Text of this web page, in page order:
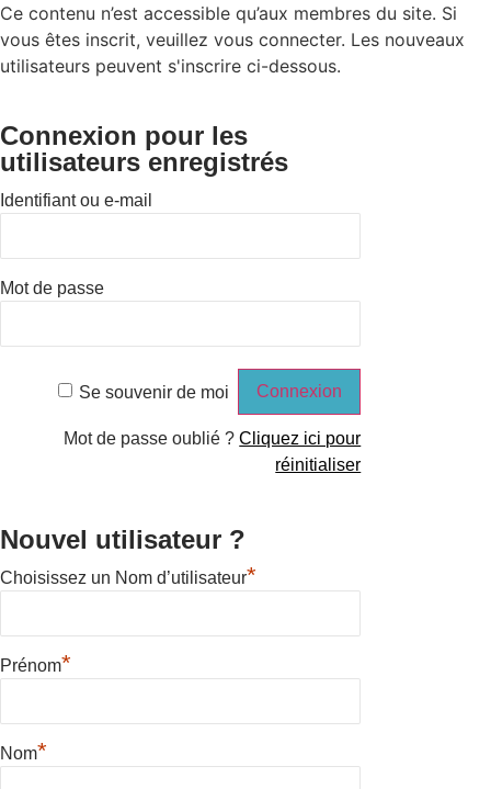
Ce contenu n’est accessible qu’aux membres du site. Si
vous êtes inscrit, veuillez vous connecter. Les nouveaux
utilisateurs peuvent s'inscrire ci-dessous.
Connexion pour les
utilisateurs enregistrés
Identifiant ou e-mail
Mot de passe
Se souvenir de moi
Mot de passe oublié ?Cliquez ici pour
réinitialiser
Nouvel utilisateur ?
Choisissez un Nom d’utilisateur*
Prénom*
Nom*